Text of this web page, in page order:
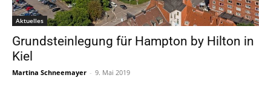
Aktuelles
Grundsteinlegung für Hampton by Hilton in
Kiel
Martina Schneemayer - 9. Mai 2019